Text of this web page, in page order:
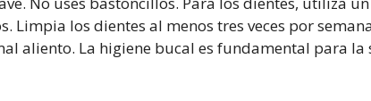
Limpia los dientes al menos tres veces por
aliento. La higiene bucal es fundamental para la